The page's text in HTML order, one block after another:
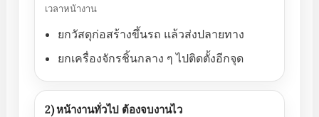
เวลาหน้างาน
ยกวัสดุก่อสร้างขึ้นรถ แล้วส่งปลายทาง
ยกเครื่องจักรชิ้นกลาง ๆ ไปติดตั้งอีกจุด
2) หน้างานทั่วไป ต้องจบงานไว